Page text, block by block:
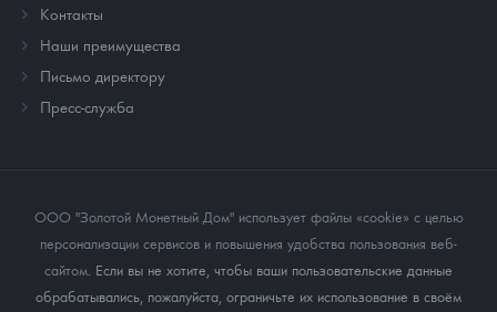
Контакты
Наши преимущества
Письмо директору
Пресс-служба
ООО "Золотой Монетный Дом" использует файлы «cookie» с целью
персонализации сервисов и повышения удобства пользования веб-
сайтом. Если вы не хотите, чтобы ваши пользовательские данные
обрабатывались, пожалуйста, ограничьте их использование в своём